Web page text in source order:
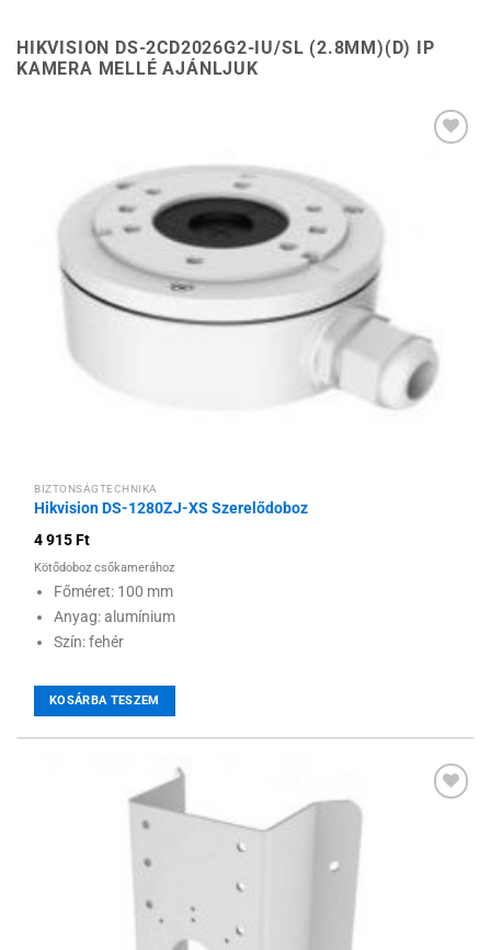
HIKVISION DS-2CD2026G2-IU/SL (2.8MM)(D) IP
KAMERA MELLÉ AJÁNLJUK
kívánságlistához
BIZTONSÁGTECHNIKA
Hikvision DS-1280ZJ-XS Szerelődoboz
4 915Ft
Kötődoboz csőkamerához
Főméret: 100 mm
Anyag: alumínium
Szín: fehér
KOSÁRBA TESZEM